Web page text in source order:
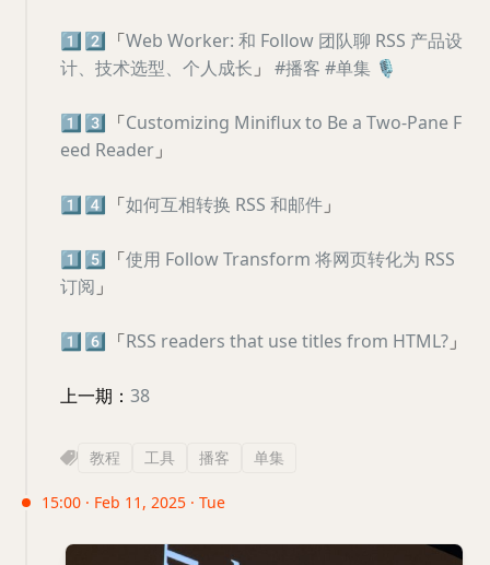
1️⃣ 2️⃣ 「Web Worker: 和 Follow 团队聊 RSS 产品设
计、技术选型、个人成长 」 #播客 #单集 🎙
1️⃣3️⃣ 「Customizing Miniflux to Be a Two-Pane F
eed Reader 」
1️⃣ 4️⃣ 「如何互相转换 RSS 和邮件 」
1️⃣5️⃣ 「使用 Follow Transform 将网页转化为 RSS
订阅 」
1️⃣6️⃣ 「RSS readers that use titles from HTML? 」
上一期： 38
教程 工具 播客 单集
15:00 · Feb 11, 2025 · Tue